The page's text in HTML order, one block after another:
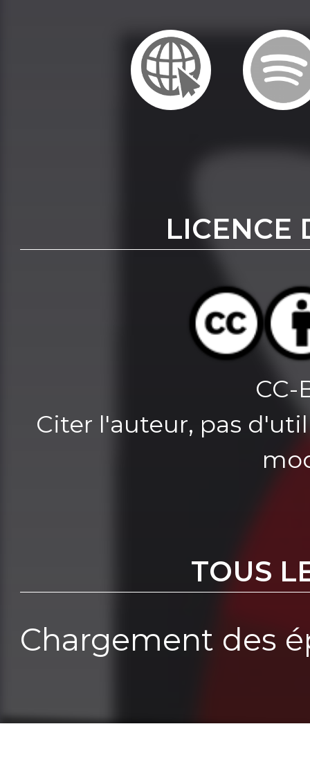
LICENCE
CC-
Citer l'auteur, pas
TOUS
Chargement des